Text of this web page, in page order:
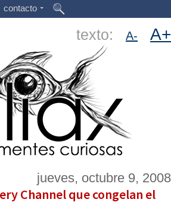
contacto
texto: A- A+
jueves, octubre 9, 2008
Channel que congelan el